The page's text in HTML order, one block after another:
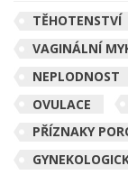
TĚHOTENSTVÍ
VAGINÁLNÍ
NEPLODNOST
OVULACE
PŘÍZNAKY